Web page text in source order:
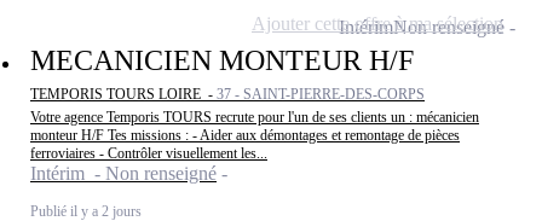
MECANICIEN MONTEUR H/F
TEMPORIS TOURS LOIRE - 37 - SAINT-PIERRE-DES-CORPS
Votre agence Temporis TOURS recrute pour l'un de ses clients un : mécanicien
monteur H/F Tes missions : - Aider aux démontages et remontage de pièces
ferroviaires - Contrôler visuellement les...
Intérim - Non renseigné
Publié il y a 2 jours
IntérimNon renseigné
Ajouter cette offre à ma sélection